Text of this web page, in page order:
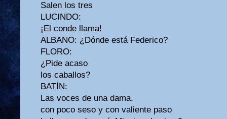
Salen los tres
LUCINDO:
¡El conde llama!
ALBANO: ¿Dónde está Federico?
FLORO:
¿Pide acaso
los caballos?
BATÍN:
Las voces de una dama,
con poco seso y con valiente paso